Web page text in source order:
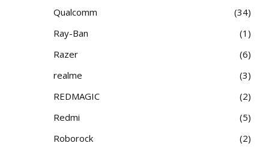
Qualcomm
34
Ray-Ban
1
Razer
6
realme
3
REDMAGIC
2
Redmi
5
Roborock
2